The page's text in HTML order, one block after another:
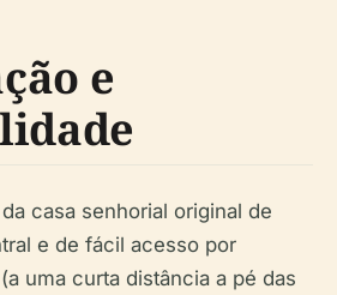
e
casa senhorial original de
e de fácil acesso por
uma curta distância a pé das